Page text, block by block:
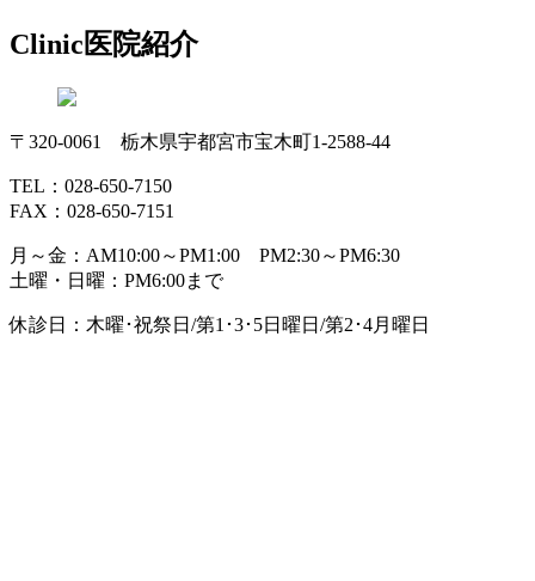
Clinic医院紹介
〒320-0061 栃木県宇都宮市宝木町1-2588-44
TEL：028-650-7150
FAX：028-650-7151
月～金：AM10:00～PM1:00 PM2:30～PM6:30
土曜・日曜：PM6:00まで
休診日：木曜･祝祭日/第1･3･5日曜日/第2･4月曜日